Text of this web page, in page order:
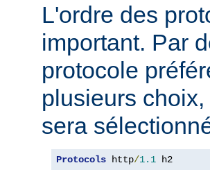
L'ordre des
important. Par
protocole
plusieurs
sera
Protocols http/1.1 h2